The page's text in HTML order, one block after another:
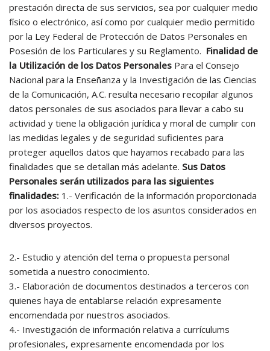
prestación directa de sus servicios, sea por cualquier medio
físico o electrónico, así como por cualquier medio permitido
por la Ley Federal de Protección de Datos Personales en
Posesión de los Particulares y su Reglamento. Finalidad de
la Utilización de los Datos Personales Para el Consejo
Nacional para la Enseñanza y la Investigación de las Ciencias
de la Comunicación, A.C. resulta necesario recopilar algunos
datos personales de sus asociados para llevar a cabo su
actividad y tiene la obligación jurídica y moral de cumplir con
las medidas legales y de seguridad suficientes para
proteger aquellos datos que hayamos recabado para las
finalidades que se detallan más adelante. Sus Datos
Personales serán utilizados para las siguientes
finalidades: 1.- Verificación de la información proporcionada
por los asociados respecto de los asuntos considerados en
diversos proyectos.
2.- Estudio y atención del tema o propuesta personal
sometida a nuestro conocimiento.
3.- Elaboración de documentos destinados a terceros con
quienes haya de entablarse relación expresamente
encomendada por nuestros asociados.
4.- Investigación de información relativa a currículums
profesionales, expresamente encomendada por los